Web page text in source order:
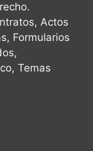
Actos
Formularios
Temas